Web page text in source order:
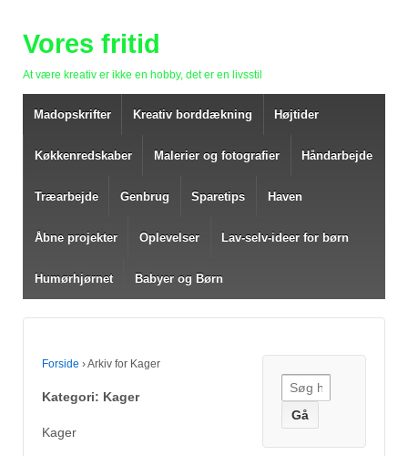
Vores fritid
At være kreativ er ikke en hobby, det er en livsstil
Madopskrifter Kreativ borddækning Højtider
Køkkenredskaber Malerier og fotografier Håndarbejde
Træarbejde Genbrug Sparetips Haven
Åbne projekter Oplevelser Lav-selv-ideer for børn
Humørhjørnet Babyer og Børn
Forside ›Arkiv for Kager
Kategori: Kager
Kager
Søg efter: